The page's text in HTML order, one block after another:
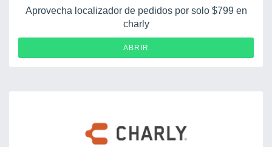
Aprovecha localizador de pedidos por solo $799 en
charly
ABRIR